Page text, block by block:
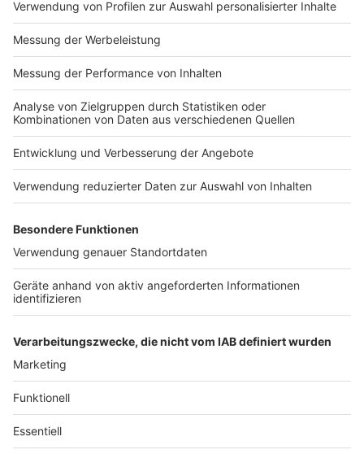
Impressum
Nutzungsbedingungen
Jobs
Presse
Werben
Archiv
ANTENNE BAYERN GROUP
Stiftung ANTENNE BAYERN
hilft
Teilnahmebedingungen
Grounding Page ANTENNE
BAYERN
Kontakt
Studio-Hotline
Verkehrs-Hotline
Datenschutz­erklärung
Newsletter